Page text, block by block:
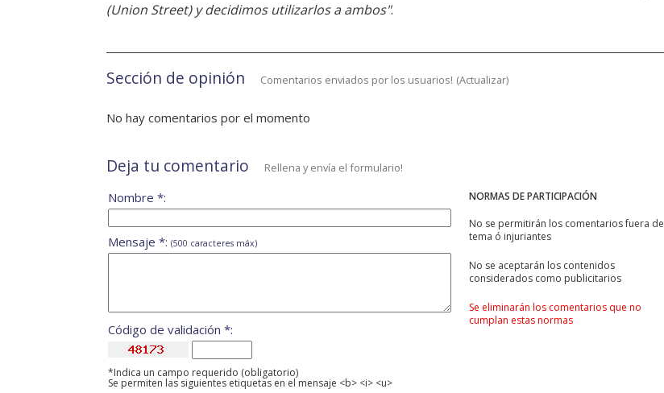
(Union Street) y decidimos utilizarlos a ambos".
Sección de opinión Comentarios enviados por los usuarios! (Actualizar)
No hay comentarios por el momento
Deja tu comentario Rellena y envía el formulario!
NORMAS DE PARTICIPACIÓN
No se permitirán los comentarios fuera de
tema ó injuriantes
No se aceptarán los contenidos
considerados como publicitarios
Se eliminarán los comentarios que no
cumplan estas normas
Nombre *:
Mensaje *: (500 caracteres máx)
Código de validación *:
*Indica un campo requerido (obligatorio)
Se permiten las siguientes etiquetas en el mensaje <b> <i> <u>